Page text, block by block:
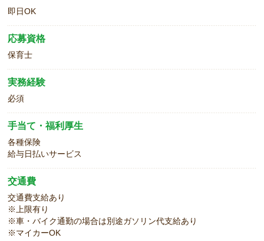
即日OK
応募資格
保育士
実務経験
必須
手当て・福利厚生
各種保険
給与日払いサービス
交通費
交通費支給あり
※上限有り
※車・バイク通勤の場合は別途ガソリン代支給あり
※マイカーOK